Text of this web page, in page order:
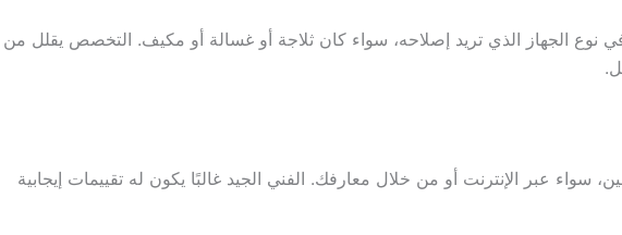
نوع الجهاز الذي تريد إصلاحه، سواء كان ثلاجة أو غسالة أو مكيف. التخصص يقلل من
سواء عبر الإنترنت أو من خلال معارفك. الفني الجيد غالبًا يكون له تقييمات إيجابية